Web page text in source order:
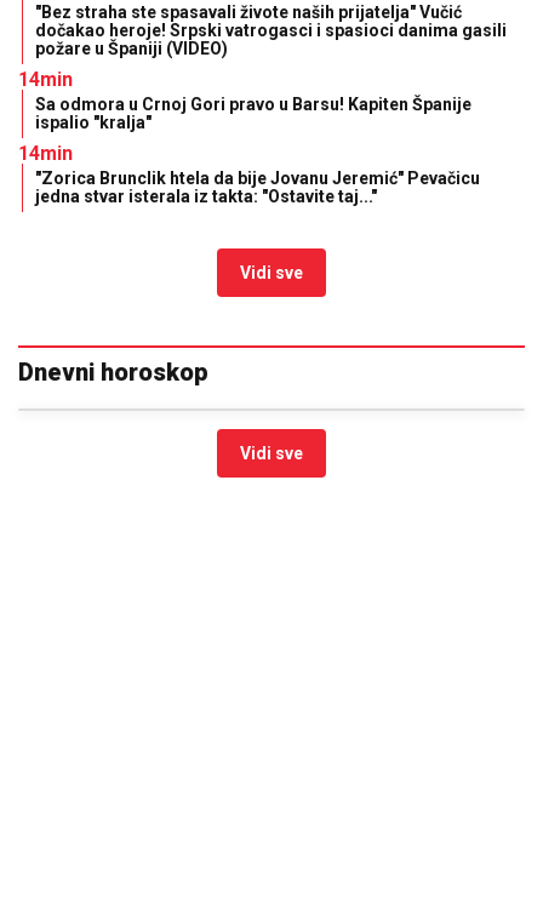
"Bez straha ste spasavali živote naših prijatelja" Vučić
dočakao heroje! Srpski vatrogasci i spasioci danima gasili
požare u Španiji (VIDEO)
14min
Sa odmora u Crnoj Gori pravo u Barsu! Kapiten Španije
ispalio "kralja"
14min
"Zorica Brunclik htela da bije Jovanu Jeremić" Pevačicu
jedna stvar isterala iz takta: "Ostavite taj..."
Vidi sve
Dnevni horoskop
Vidi sve